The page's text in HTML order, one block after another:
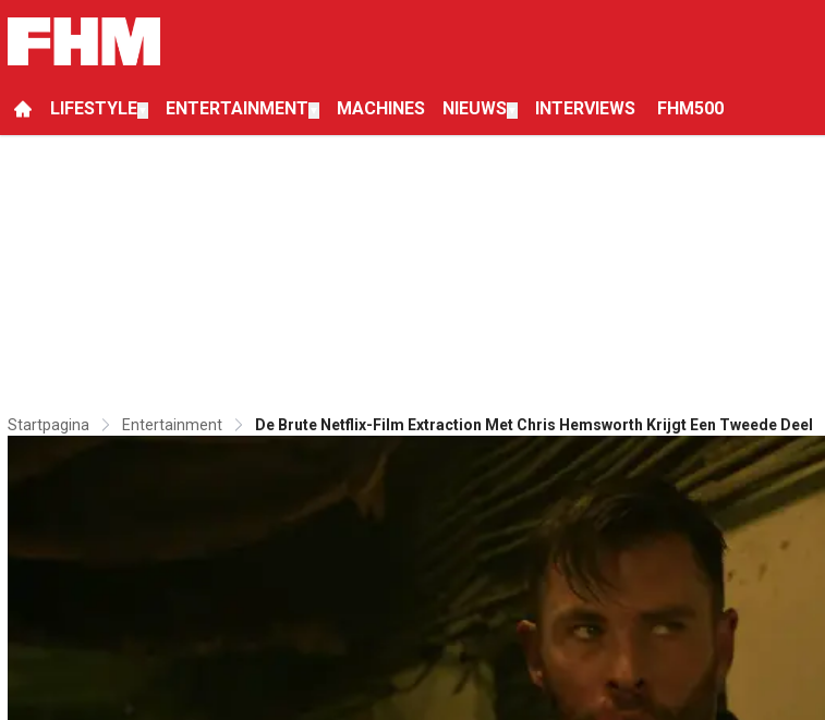
LIFESTYLE ENTERTAINMENT MACHINES NIEUWS INTERVIEWS FHM500
Startpagina Entertainment De Brute Netflix-Film Extraction Met Chris Hemsworth Krijgt Een Tweede Deel